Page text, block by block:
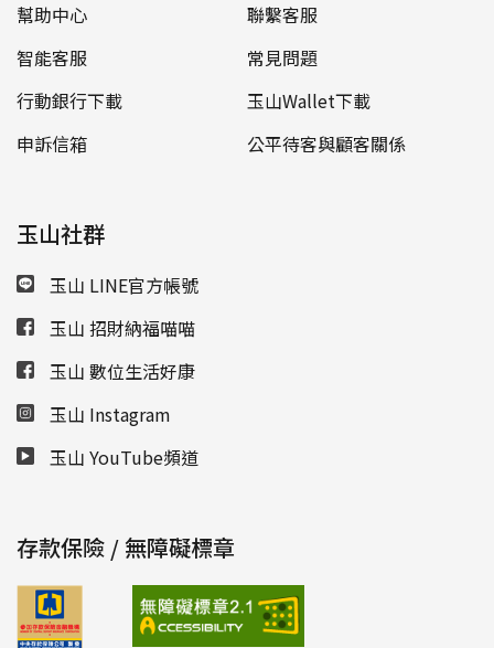
幫助中心
聯繫客服
智能客服
常見問題
行動銀行下載
玉山Wallet下載
申訴信箱
公平待客與顧客關係
玉山社群
玉山 LINE官方帳號
玉山 招財納福喵喵
玉山 數位生活好康
玉山 Instagram
玉山 YouTube頻道
存款保險 / 無障礙標章